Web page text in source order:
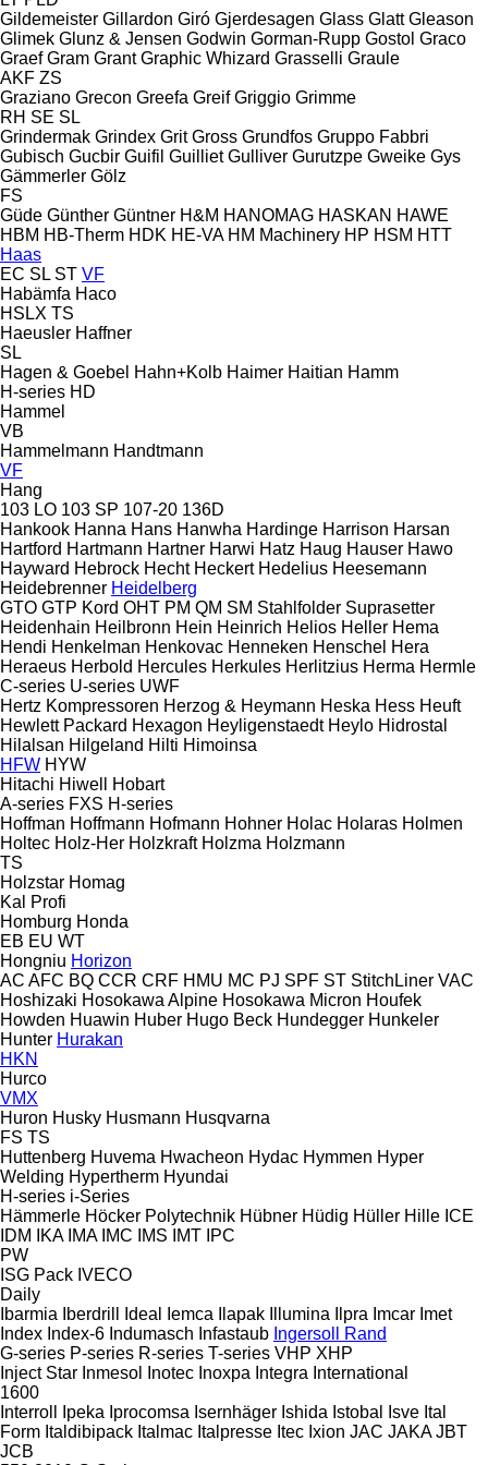
Gildemeister Gillardon Giró Gjerdesagen Glass Glatt Gleason
Glimek Glunz & Jensen Godwin Gorman-Rupp Gostol Graco
Graef Gram Grant Graphic Whizard Grasselli Graule
AKF ZS
Graziano Grecon Greefa Greif Griggio Grimme
RH SE SL
Grindermak Grindex Grit Gross Grundfos Gruppo Fabbri
Gubisch Gucbir Guifil Guilliet Gulliver Gurutzpe Gweike Gys
Gämmerler Gölz
FS
Güde Günther Güntner H&M HANOMAG HASKAN HAWE
HBM HB‑Therm HDK HE-VA HM Machinery HP HSM HTT
Haas
EC SL ST VF
Habämfa Haco
HSLX TS
Haeusler Haffner
SL
Hagen & Goebel Hahn+Kolb Haimer Haitian Hamm
H-series HD
Hammel
VB
Hammelmann Handtmann
VF
Hang
103 LO 103 SP 107-20 136D
Hankook Hanna Hans Hanwha Hardinge Harrison Harsan
Hartford Hartmann Hartner Harwi Hatz Haug Hauser Hawo
Hayward Hebrock Hecht Heckert Hedelius Heesemann
Heidebrenner Heidelberg
GTO GTP Kord OHT PM QM SM Stahlfolder Suprasetter
Heidenhain Heilbronn Hein Heinrich Helios Heller Hema
Hendi Henkelman Henkovac Henneken Henschel Hera
Heraeus Herbold Hercules Herkules Herlitzius Herma Hermle
C-series U-series UWF
Hertz Kompressoren Herzog & Heymann Heska Hess Heuft
Hewlett Packard Hexagon Heyligenstaedt Heylo Hidrostal
Hilalsan Hilgeland Hilti Himoinsa
HFW HYW
Hitachi Hiwell
Hobart
A-series FXS H-series
Hoffman Hoffmann Hofmann Hohner Holac Holaras Holmen
Holtec Holz-Her Holzkraft Holzma Holzmann
TS
Holzstar Homag
Kal
Profi
Homburg Honda
EB EU WT
Hongniu Horizon
AC AFC BQ CCR CRF HMU MC PJ SPF ST StitchLiner VAC
Hoshizaki Hosokawa Alpine Hosokawa Micron Houfek
Howden Huawin Huber Hugo Beck Hundegger Hunkeler
Hunter Hurakan
HKN
Hurco
VMX
Huron Husky Husmann Husqvarna
FS TS
Huttenberg Huvema Hwacheon Hydac Hymmen Hyper
Welding Hypertherm Hyundai
H-series i-Series
Hämmerle Höcker Polytechnik Hübner Hüdig Hüller Hille ICE
IDM
IKA IMA IMC IMS IMT IPC
PW
ISG Pack IVECO
Daily
Ibarmia
Iberdrill Ideal Iemca Ilapak Illumina Ilpra Imcar Imet
Index Index-6 Indumasch Infastaub Ingersoll Rand
G-series P-series R-series T-series VHP XHP
Inject Star Inmesol Inotec Inoxpa Integra International
1600
Interroll
Ipeka Iprocomsa Isernhäger Ishida Istobal Isve Ital
Form Italdibipack Italmac Italpresse Itec Ixion JAC JAKA JBT
JCB